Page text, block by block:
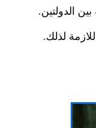
الدولتين.
لذلك.